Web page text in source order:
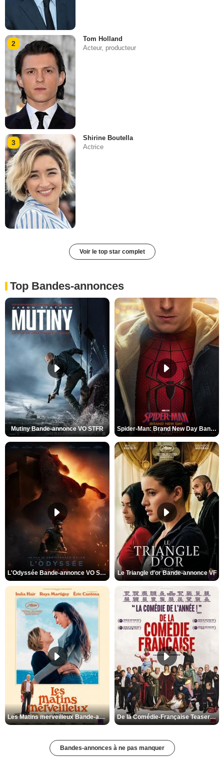
2
Tom Holland
Acteur, producteur
3
Shirine Boutella
Actrice
Voir le top star complet
Top Bandes-annonces
Mutiny Bande-annonce VO STFR Spider-Man: Brand New Day Bande-annonce VO STFR
L'Odyssée Bande-annonce VO STFR Le Triangle d'or Bande-annonce VF
Les Matins merveilleux Bande-annonce VF De la Comédie-Française Teaser VF
Bandes-annonces à ne pas manquer